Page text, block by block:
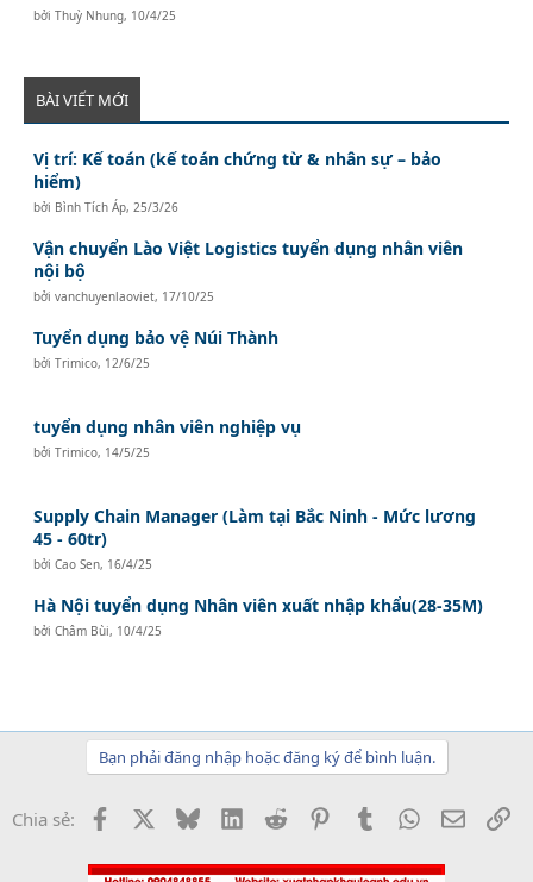
bởiThuỳ Nhung, 10/4/25
BÀI VIẾT MỚI
Vị trí: Kế toán (kế toán chứng từ & nhân sự – bảo
hiểm)
bởi Bình Tích Áp, 25/3/26
Vận chuyển Lào Việt Logistics tuyển dụng nhân viên
nội bộ
bởivanchuyenlaoviet, 17/10/25
Tuyển dụng bảo vệ Núi Thành
bởiTrimico, 12/6/25
tuyển dụng nhân viên nghiệp vụ
bởiTrimico, 14/5/25
Supply Chain Manager (Làm tại Bắc Ninh - Mức lương
45 - 60tr)
bởiCao Sen, 16/4/25
Hà Nội tuyển dụng Nhân viên xuất nhập khẩu(28-35M)
bởiChâm Bùi, 10/4/25
Bạn phải đăng nhập hoặc đăng ký để bình luận.
Chia sẻ: Facebook BlueskyLinkedInReddit PinterestTumblrWhatsApp
Email